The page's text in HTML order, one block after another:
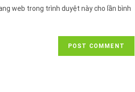
web trong trình duyệt này cho lần bình